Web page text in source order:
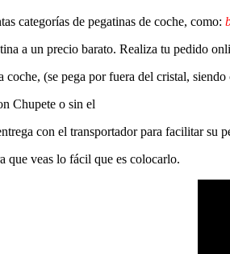
categorías de pegatinas de coche, como:
a un precio barato. Realiza tu pedido
(se pega por fuera del cristal,
Chupete o sin el
con el transportador para facilitar su
que veas lo fácil que es colocarlo.